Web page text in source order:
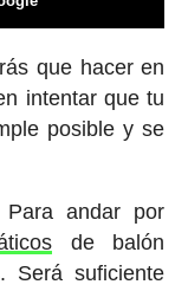
que hacer en
intentar que tu
posible y se
Para andar por
de balón
Será suficiente